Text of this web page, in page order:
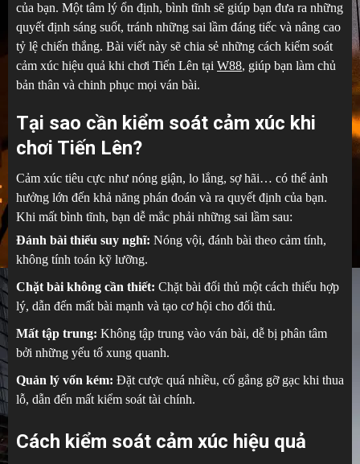
của bạn. Một tâm lý ổn định, bình tĩnh sẽ giúp bạn đưa ra những
quyết định sáng suốt, tránh những sai lầm đáng tiếc và nâng cao
tỷ lệ chiến thắng. Bài viết này sẽ chia sẻ những cách kiểm soát
cảm xúc hiệu quả khi chơi Tiến Lên tại W88, giúp bạn làm chủ
bản thân và chinh phục mọi ván bài.
Tại sao cần kiểm soát cảm xúc khi
chơi Tiến Lên?
Cảm xúc tiêu cực như nóng giận, lo lắng, sợ hãi… có thể ảnh
hưởng lớn đến khả năng phán đoán và ra quyết định của bạn.
Khi mất bình tĩnh, bạn dễ mắc phải những sai lầm sau:
Đánh bài thiếu suy nghĩ: Nóng vội, đánh bài theo cảm tính,
không tính toán kỹ lưỡng.
Chặt bài không cần thiết: Chặt bài đối thủ một cách thiếu hợp
lý, dẫn đến mất bài mạnh và tạo cơ hội cho đối thủ.
Mất tập trung: Không tập trung vào ván bài, dễ bị phân tâm
bởi những yếu tố xung quanh.
Quản lý vốn kém: Đặt cược quá nhiều, cố gắng gỡ gạc khi thua
lỗ, dẫn đến mất kiểm soát tài chính.
Cách kiểm soát cảm xúc hiệu quả